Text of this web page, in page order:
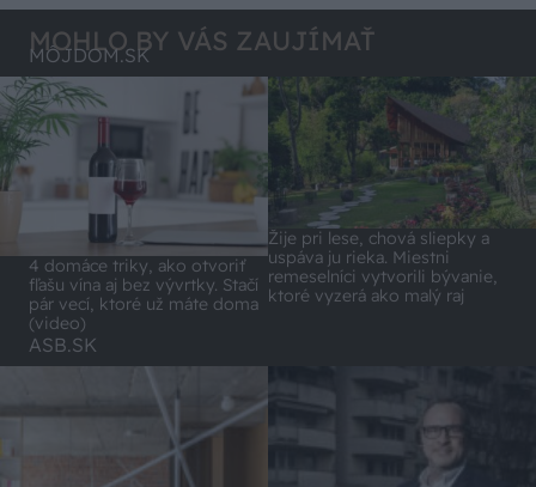
MOHLO BY VÁS ZAUJÍMAŤ
MÔJDOM.SK
4 domáce triky, ako otvoriť
fľašu vína aj bez vývrtky. Stačí
pár vecí, ktoré už máte doma
(video)
Žije pri lese, chová sliepky a
uspáva ju rieka. Miestni
remeselníci vytvorili bývanie,
ktoré vyzerá ako malý raj
ASB.SK